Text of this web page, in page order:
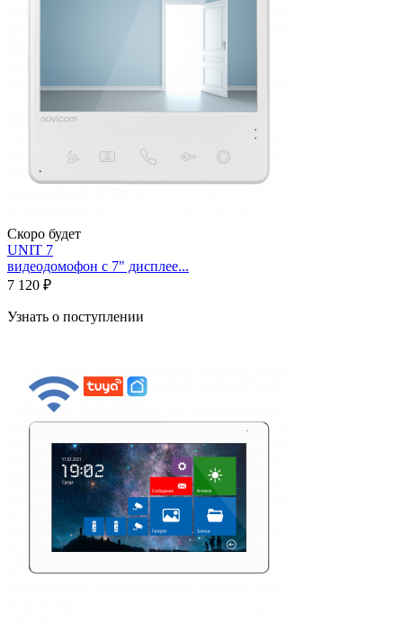
Скоро будет
UNIT 7
видеодомофон с 7" дисплее...
7 120 ₽
Узнать о поступлении